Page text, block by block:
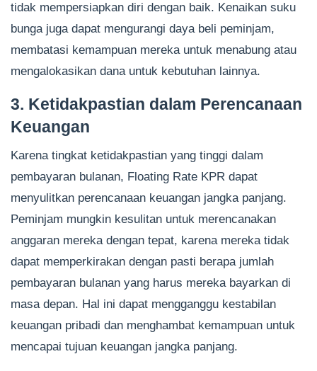
tidak mempersiapkan diri dengan baik. Kenaikan suku
bunga juga dapat mengurangi daya beli peminjam,
membatasi kemampuan mereka untuk menabung atau
mengalokasikan dana untuk kebutuhan lainnya.
3. Ketidakpastian dalam Perencanaan
Keuangan
Karena tingkat ketidakpastian yang tinggi dalam
pembayaran bulanan, Floating Rate KPR dapat
menyulitkan perencanaan keuangan jangka panjang.
Peminjam mungkin kesulitan untuk merencanakan
anggaran mereka dengan tepat, karena mereka tidak
dapat memperkirakan dengan pasti berapa jumlah
pembayaran bulanan yang harus mereka bayarkan di
masa depan. Hal ini dapat mengganggu kestabilan
keuangan pribadi dan menghambat kemampuan untuk
mencapai tujuan keuangan jangka panjang.